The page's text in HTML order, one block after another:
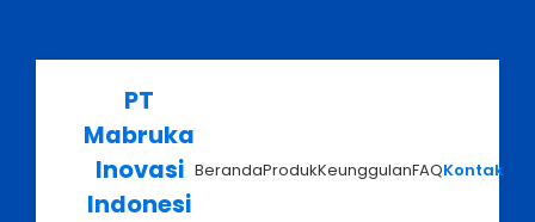
PT
Mabruka
Inovasi
Indonesi
BerandaProdukKeunggulanFAQKontak